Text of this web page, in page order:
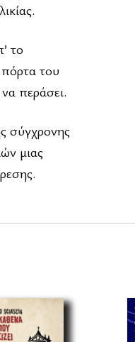
το
του
περάσει.
σύγχρονης
μιας